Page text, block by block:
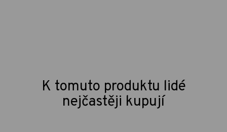
K tomuto produktu lidé
nejčastěji kupují